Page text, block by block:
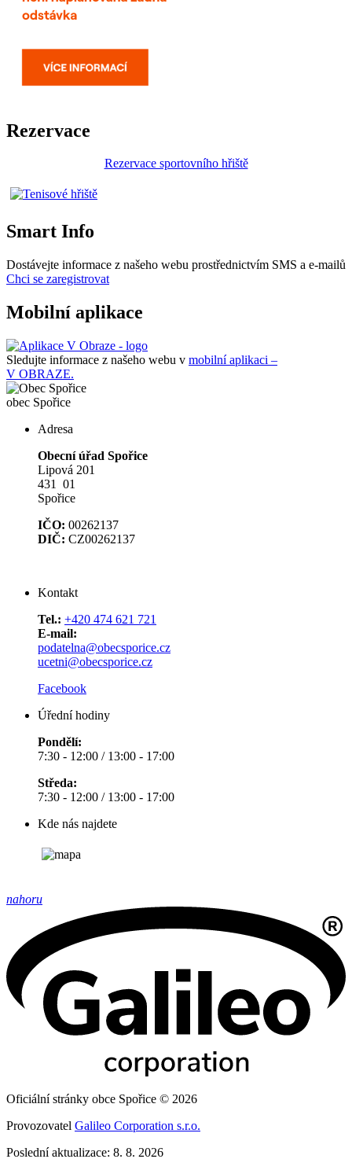
Rezervace
Rezervace sportovního hřiště
Smart Info
Dostávejte informace z našeho webu prostřednictvím SMS a e-mailů
Chci se zaregistrovat
Mobilní aplikace
Sledujte informace z našeho webu v mobilní aplikaci –
V OBRAZE.
obec Spořice
Adresa
Obecní úřad Spořice
Lipová 201
431 01
Spořice
IČO: 00262137
DIČ: CZ00262137
Kontakt
Tel.: +420 474 621 721
E-mail:
podatelna@obecsporice.cz
ucetni@obecsporice.cz
Facebook
Úřední hodiny
Pondělí:
7:30 - 12:00 / 13:00 - 17:00
Středa:
7:30 - 12:00 / 13:00 - 17:00
Kde nás najdete
nahoru
Oficiální stránky obce Spořice © 2026
Provozovatel Galileo Corporation s.r.o.
Poslední aktualizace: 8. 8. 2026